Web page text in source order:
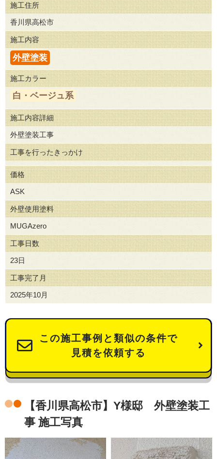
施工住所
香川県高松市
施工内容
外壁塗装
施工カラー
白・ベージュ系
施工内容詳細
外壁塗装工事
工事を行ったきっかけ
価格
ASK
外壁使用塗料
MUGAzero
工事日数
23日
工事完了月
2025年10月
この施工事例と類似の条件で
見積を依頼する
【香川県高松市】Y様邸 外壁塗装工
事 施工写真